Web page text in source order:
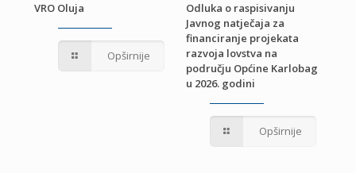
VRO Oluja
Opširnije
Odluka o raspisivanju
Javnog natječaja za
financiranje projekata
razvoja lovstva na
području Općine Karlobag
u 2026. godini
Opširnije